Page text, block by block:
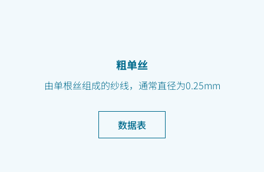
粗单丝
由单根丝组成的纱线，通常直径为0.25mm
数据表